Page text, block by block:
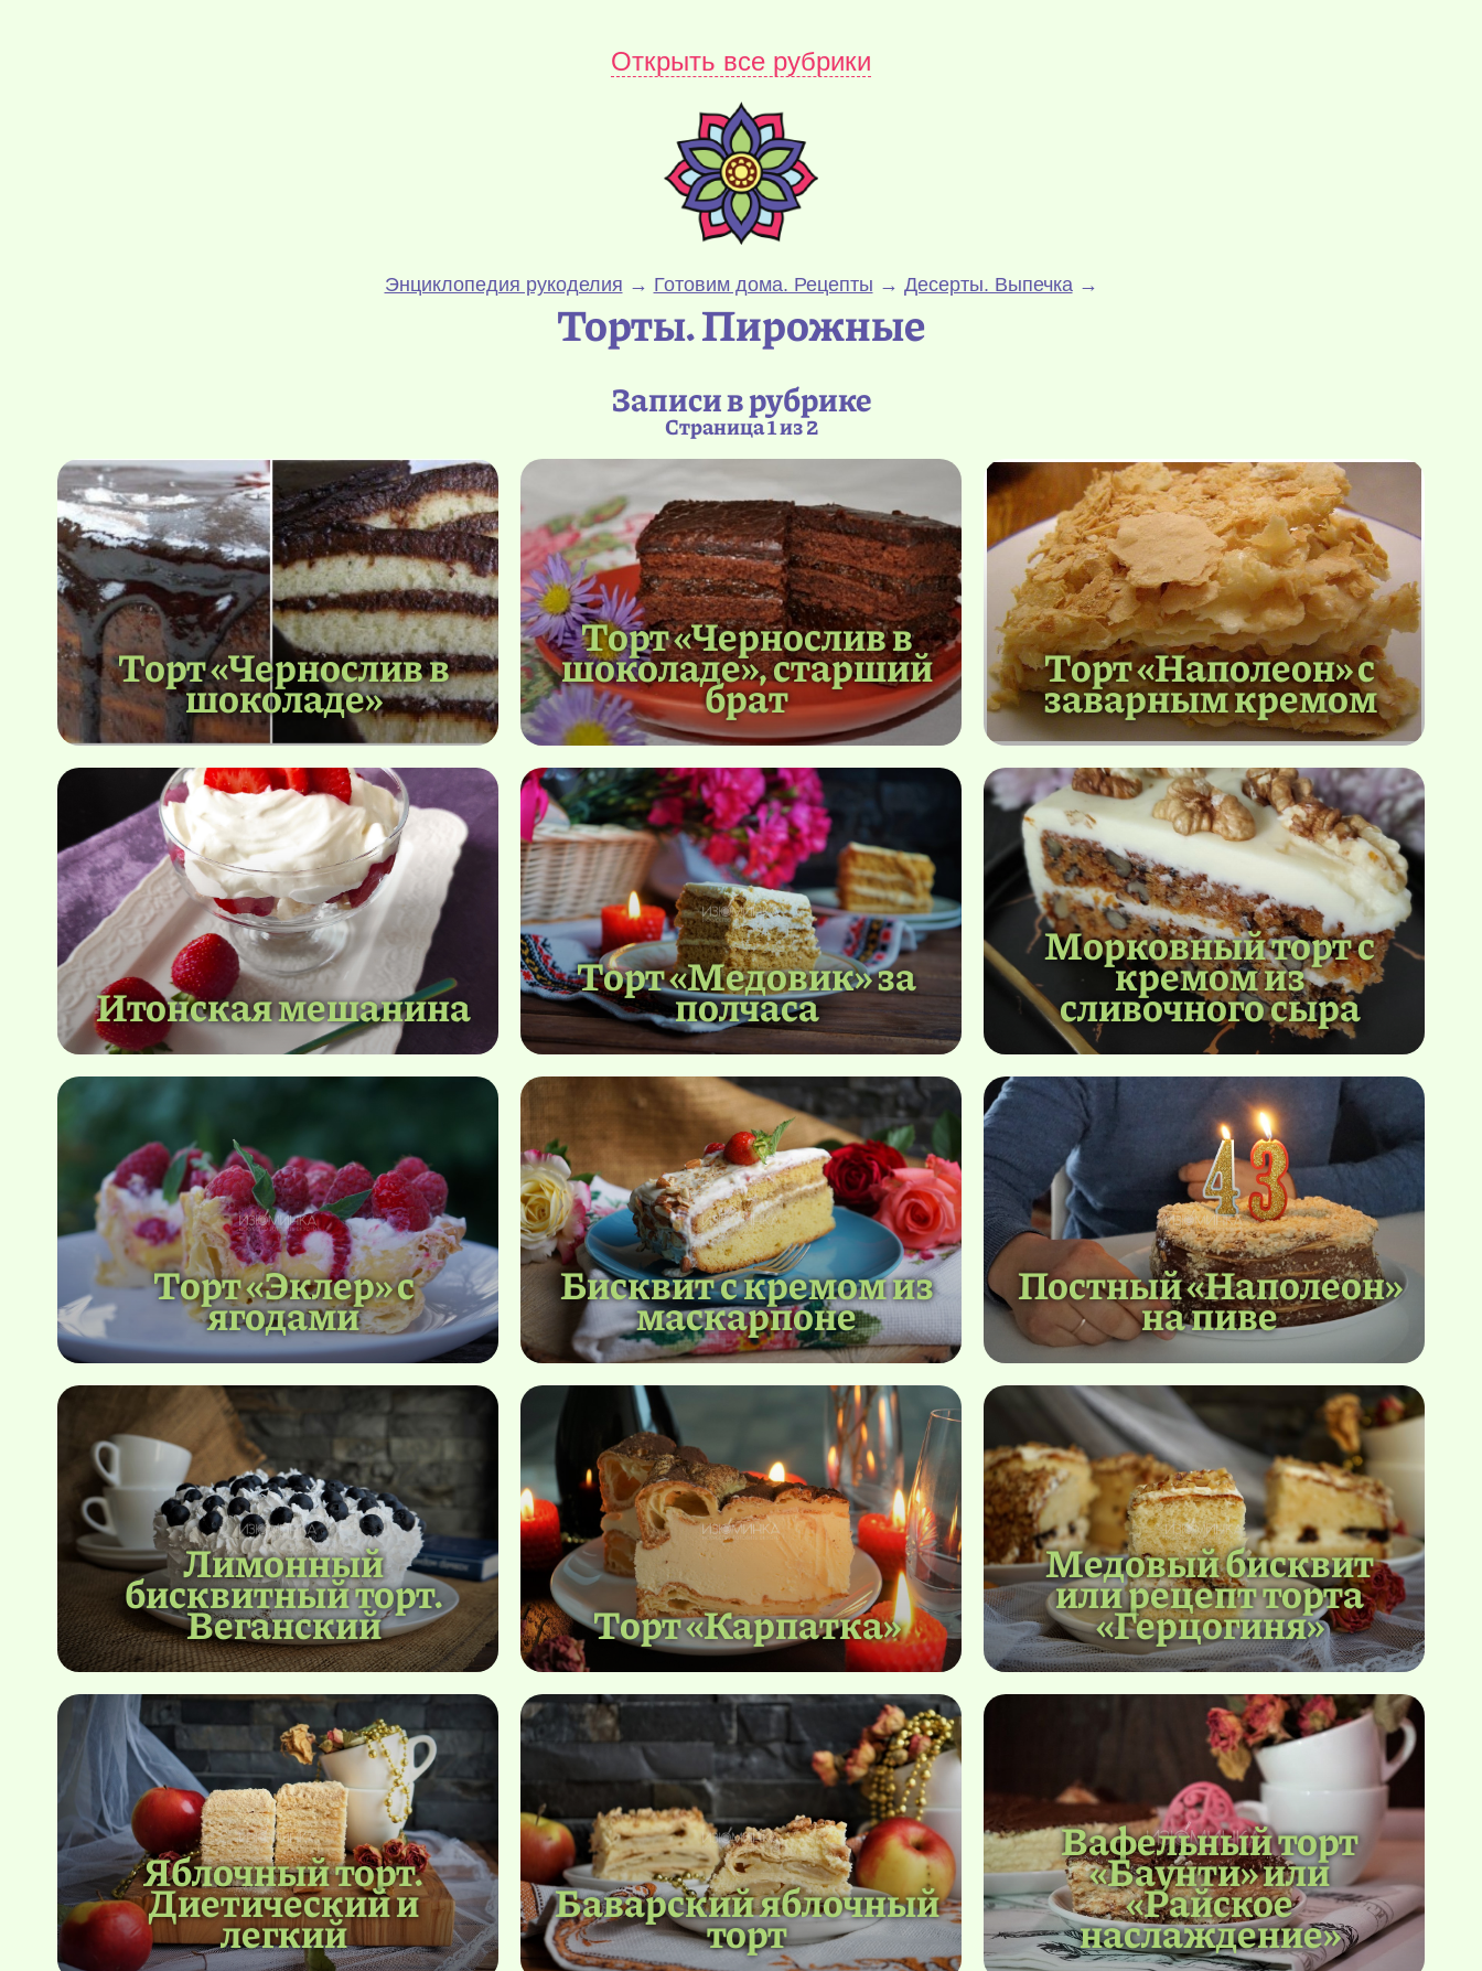
Открыть все рубрики
Энциклопедия рукоделия → Готовим дома. Рецепты → Десерты. Выпечка→
Торты. Пирожные
Записи в рубрике
Страница 1 из 2
Торт «Чернослив в
шоколаде»
Торт «Чернослив в
шоколаде», старший
брат
Торт «Наполеон» с
заварным кремом
Итонская мешанина
Торт «Медовик» за
полчаса
Морковный торт с
кремом из
сливочного сыра
Торт «Эклер» с
ягодами
Бисквит с кремом из
маскарпоне
Постный «Наполеон»
на пиве
Лимонный
бисквитный торт.
Веганский Торт «Карпатка»
Медовый бисквит
или рецепт торта
«Герцогиня»
Яблочный торт.
Диетический и
легкий
Баварский яблочный
торт
Вафельный торт
«Баунти» или
«Райское
наслаждение»